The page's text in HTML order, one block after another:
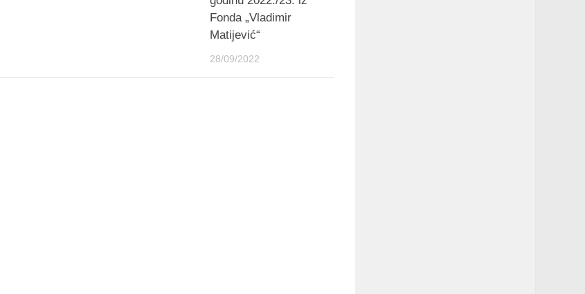
Fonda „Vladimir
Matijević“
28/09/2022